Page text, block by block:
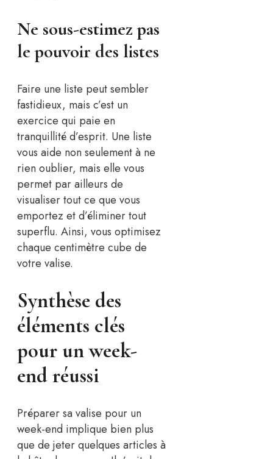
Ne sous-estimez pas
le pouvoir des listes
Faire une liste peut sembler
fastidieux, mais c’est un
exercice qui paie en
tranquillité d’esprit. Une liste
vous aide non seulement à ne
rien oublier, mais elle vous
permet par ailleurs de
visualiser tout ce que vous
emportez et d’éliminer tout
superflu. Ainsi, vous optimisez
chaque centimètre cube de
votre valise.
Synthèse des
éléments clés
pour un week-
end réussi
Préparer sa valise pour un
week-end implique bien plus
que de jeter quelques articles à